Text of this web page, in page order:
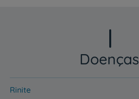
Doenças
Rinite